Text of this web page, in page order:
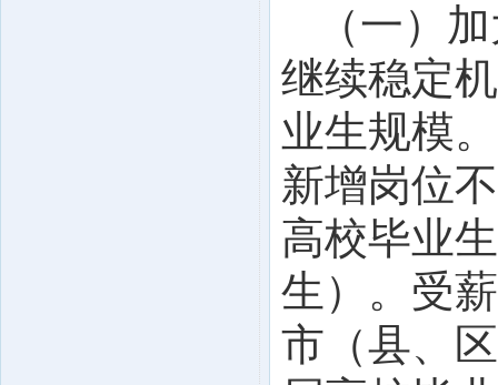
（一）
继续稳定
业生规模
新增岗位
高校毕业
生）。受
市（县、